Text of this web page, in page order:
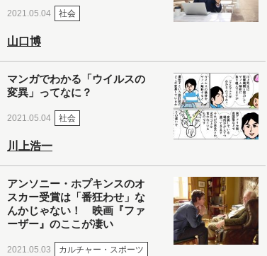
2021.05.04 社会
山口博
マンガでわかる「ウイルスの
変異」ってなに？
2021.05.04 社会
川上浩一
アンソニー・ホプキンスのオ
スカー受賞は「番狂わせ」な
んかじゃない！ 映画『ファ
ーザー』のここが凄い
2021.05.03 カルチャー・スポーツ